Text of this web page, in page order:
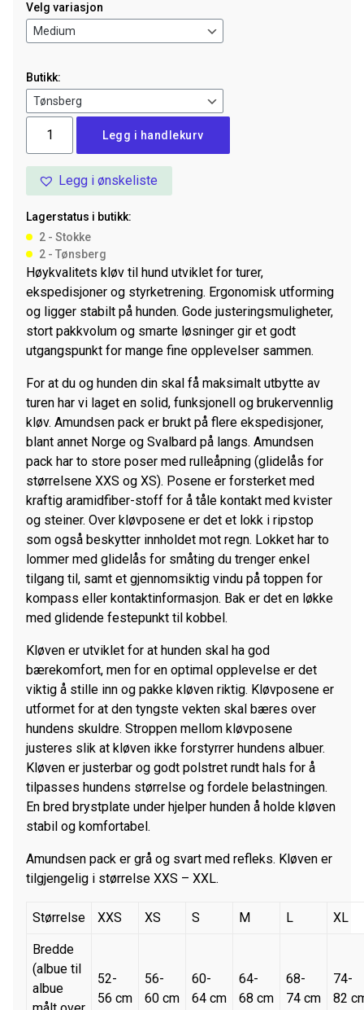
Velg variasjon
Butikk:
Amundsen
Kløv
Legg i handlekurv
Legg i ønskeliste
Lagerstatus i butikk:
2 - Stokke
2 - Tønsberg
Høykvalitets kløv til hund utviklet for turer,
ekspedisjoner og styrketrening. Ergonomisk utforming
og ligger stabilt på hunden. Gode justeringsmuligheter,
stort pakkvolum og smarte løsninger gir et godt
utgangspunkt for mange fine opplevelser sammen.
For at du og hunden din skal få maksimalt utbytte av
turen har vi laget en solid, funksjonell og brukervennlig
kløv. Amundsen pack er brukt på flere ekspedisjoner,
blant annet Norge og Svalbard på langs. Amundsen
pack har to store poser med rulleåpning (glidelås for
størrelsene XXS og XS). Posene er forsterket med
kraftig aramidfiber-stoff for å tåle kontakt med kvister
og steiner. Over kløvposene er det et lokk i ripstop
som også beskytter innholdet mot regn. Lokket har to
lommer med glidelås for småting du trenger enkel
tilgang til, samt et gjennomsiktig vindu på toppen for
kompass eller kontaktinformasjon. Bak er det en løkke
med glidende festepunkt til kobbel.
Kløven er utviklet for at hunden skal ha god
bærekomfort, men for en optimal opplevelse er det
viktig å stille inn og pakke kløven riktig. Kløvposene er
utformet for at den tyngste vekten skal bæres over
hundens skuldre. Stroppen mellom kløvposene
justeres slik at kløven ikke forstyrrer hundens albuer.
Kløven er justerbar og godt polstret rundt hals for å
tilpasses hundens størrelse og fordele belastningen.
En bred brystplate under hjelper hunden å holde kløven
stabil og komfortabel.
Amundsen pack er grå og svart med refleks. Kløven er
tilgjengelig i størrelse XXS – XXL.
Størrelse XXS XS S M L XL
Bredde
(albue til
albue
52-
56 cm
56-
60 cm
60-
64 cm
64-
68 cm
68-
74 cm
74-
82